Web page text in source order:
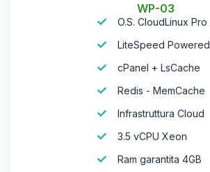
WP-03
O.S. CloudLinux Pro
LiteSpeed Powered
cPanel + LsCache
Redis - MemCache
Infrastruttura Cloud
3.5 vCPU Xeon
Ram garantita 4GB